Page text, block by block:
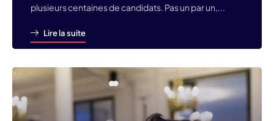
plusieurs centaines de candidats. Pas un par un,...
Lire la suite